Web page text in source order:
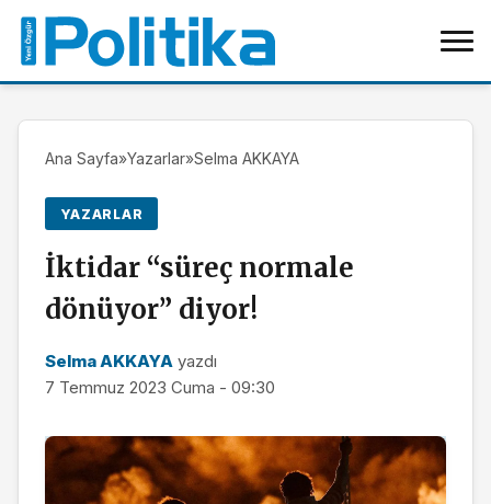
Ana Sayfa»Yazarlar»Selma AKKAYA
YAZARLAR
İktidar “süreç normale
dönüyor” diyor!
Selma AKKAYA yazdı
7 Temmuz 2023 Cuma - 09:30